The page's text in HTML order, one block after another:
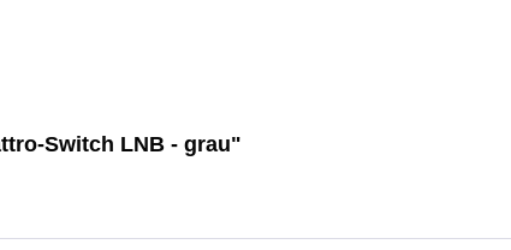
Switch LNB - grau"